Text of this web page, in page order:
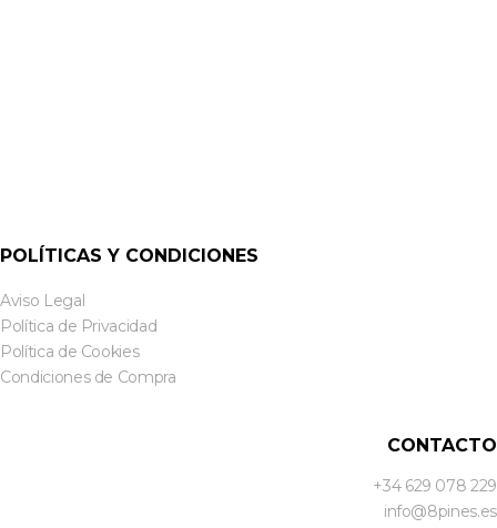
POLÍTICAS Y CONDICIONES
Aviso Legal
Política de Privacidad
Política de Cookies
Condiciones de Compra
CONTACTO
+34 629 078 229
info@8pines.es